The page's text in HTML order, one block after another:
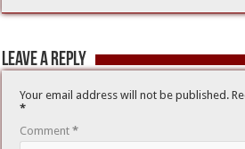
Leave a Reply
Your email address will not be published.
*
Comment*